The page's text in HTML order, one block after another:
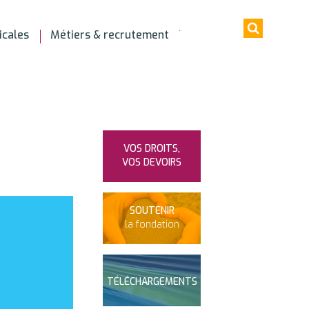
Métiers & recrutement
VOS DROITS,
VOS DEVOIRS
SOUTENIR
la fondation
TÉLÉCHARGEMENTS